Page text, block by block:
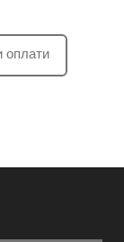
оплати